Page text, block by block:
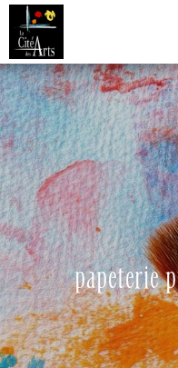
papeterie
Panneau de gestion des